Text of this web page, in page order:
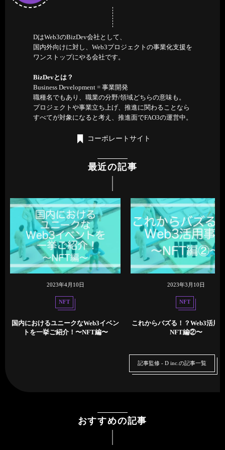
DはWeb3のBizDev会社として、
国内外向けに対し、Web3プロジェクトの事業化支援を
ワンストップにやる会社です。
BizDevとは？
Business Development = 事業開発
職種名でもあり、職業の分野/領域どちらの意味も。
プロジェクトや事業立ち上げ、推進に関わることなら
すべてが対象になると考え、推進面でFAO3の運営中。
コーポレートサイト
最近の記事
2023年4月10日
NFT
国内におけるユニークなWeb3イベン
トを一挙ご紹介！〜NFT編〜
2023年3月10日
NFT
これからバズる！？Web3活用
NFT編②〜
記事監修 - D inc.の記事一覧
おすすめの記事